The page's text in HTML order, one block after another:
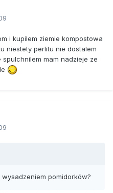
i kupilem ziemie kompostowa
niestety perlitu nie dostalem
mam nadzieje ze
pomidorków?